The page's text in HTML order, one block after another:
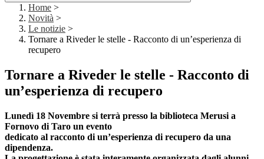
Home >
Novità >
Le notizie >
Tornare a Riveder le stelle - Racconto di un’esperienza di
recupero
Tornare a Riveder le stelle - Racconto di
un’esperienza di recupero
Lunedì 18 Novembre si terrà presso la biblioteca Merusi a
Fornovo di Taro un evento
dedicato al racconto di un’esperienza di recupero da una
dipendenza.